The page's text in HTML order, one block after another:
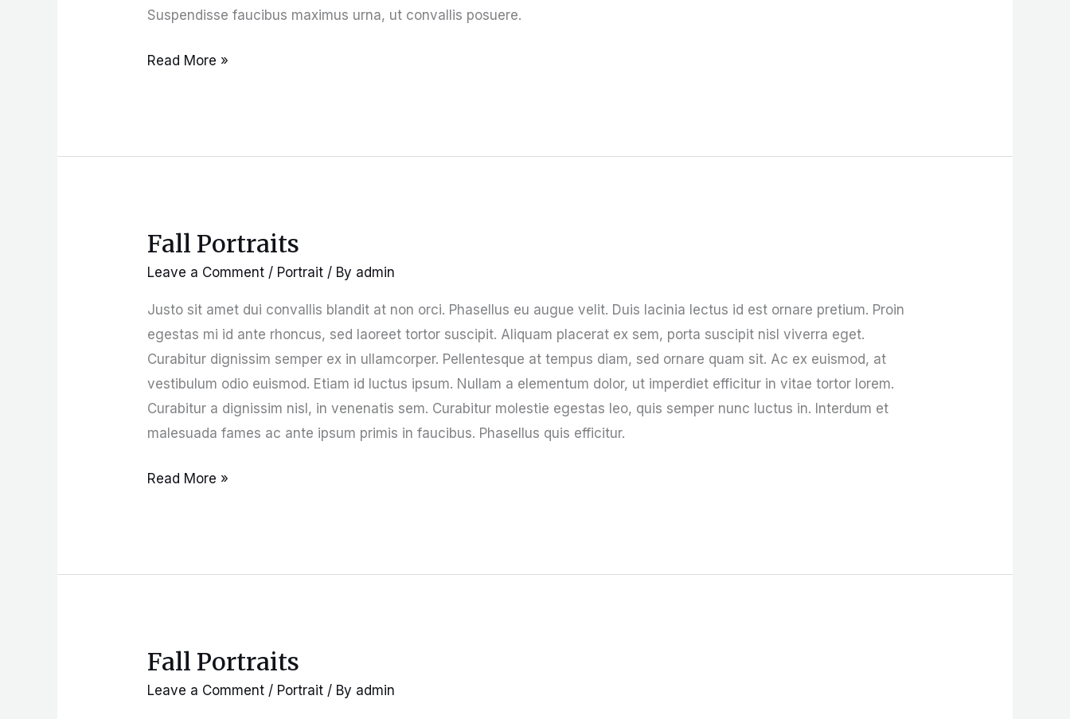
Suspendisse faucibus maximus urna, ut convallis posuere.
Read More »
Fall Portraits
Leave a Comment / Portrait / By admin
Justo sit amet dui convallis blandit at non orci. Phasellus eu augue velit. Duis lacinia lectus id est ornare pretium. Proin
egestas mi id ante rhoncus, sed laoreet tortor suscipit. Aliquam placerat ex sem, porta suscipit nisl viverra eget.
Curabitur dignissim semper ex in ullamcorper. Pellentesque at tempus diam, sed ornare quam sit. Ac ex euismod, at
vestibulum odio euismod. Etiam id luctus ipsum. Nullam a elementum dolor, ut imperdiet efficitur in vitae tortor lorem.
Curabitur a dignissim nisl, in venenatis sem. Curabitur molestie egestas leo, quis semper nunc luctus in. Interdum et
malesuada fames ac ante ipsum primis in faucibus. Phasellus quis efficitur.
Fall
Portraits
Read More »
Fall Portraits
Leave a Comment / Portrait / By admin
Fall
Portraits